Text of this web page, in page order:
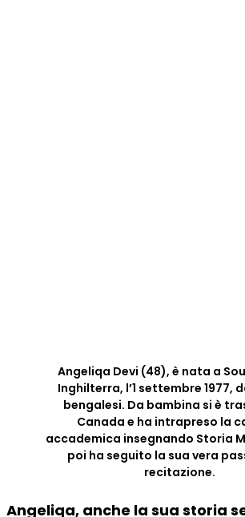
Angeliqa Devi (48), è nata a
Inghilterra, l’1 settembre 1977,
bengalesi. Da bambina si è
Canada e ha intrapreso la
accademica insegnando Storia
poi ha seguito la sua vera
recitazione.
Angeliqa, anche la sua storia